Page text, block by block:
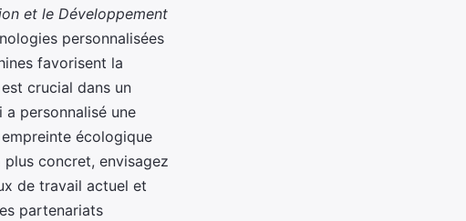
et le Développement
personnalisées
favorisent la
crucial dans un
personnalisé une
écologique
concret, envisagez
de travail actuel et
partenariats